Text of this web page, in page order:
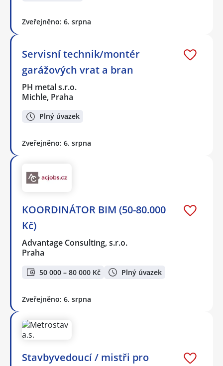
Zveřejněno: 6. srpna
Servisní technik/montér
garážových vrat a bran
PH metal s.r.o.
Michle, Praha
Plný úvazek
Zveřejněno: 6. srpna
KOORDINÁTOR BIM (50-80.000
Kč)
Advantage Consulting, s.r.o.
Praha
50 000 – 80 000 Kč Plný úvazek
Zveřejněno: 6. srpna
Stavbyvedoucí / mistři pro